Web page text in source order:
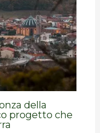
della
progetto che